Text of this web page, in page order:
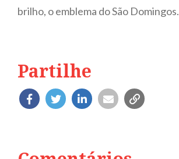
brilho, o emblema do São Domingos.
Partilhe